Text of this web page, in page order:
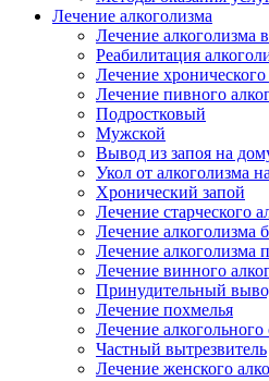
Лечение алкоголизма
Лечение алкоголизма
Реабилитация
Лечение хронического
Лечение пивного
Подростковый
Мужской
Вывод из запоя на
Укол от алкоголизма
Хронический запой
Лечение старческого
Лечение алкоголизма
Лечение алкоголизма
Лечение винного
Принудительный
Лечение похмелья
Лечение алкогольного
Частный вытрезвитель
Лечение женского